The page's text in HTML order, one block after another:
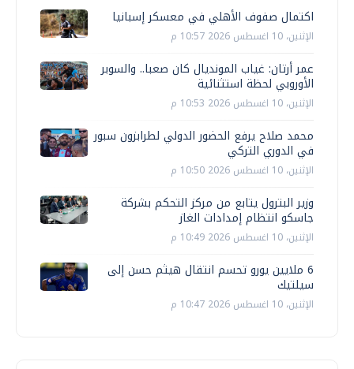
اكتمال صفوف الأهلي في معسكر إسبانيا
الإثنين، 10 اغسطس 2026 10:57 م
عمر أرتان: غياب المونديال كان صعبا.. والسوبر
الأوروبي لحظة استثنائية
الإثنين، 10 اغسطس 2026 10:53 م
محمد صلاح يرفع الحضور الدولي لطرابزون سبور
في الدوري التركي
الإثنين، 10 اغسطس 2026 10:50 م
وزير البترول يتابع من مركز التحكم بشركة
جاسكو انتظام إمدادات الغاز
الإثنين، 10 اغسطس 2026 10:49 م
6 ملايين يورو تحسم انتقال هيثم حسن إلى
سيلتيك
الإثنين، 10 اغسطس 2026 10:47 م